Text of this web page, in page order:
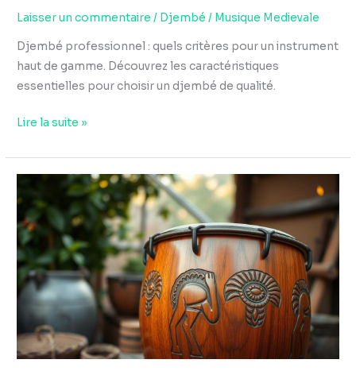
Laisser un commentaire / Djembé / Musique Medievale
Djembé professionnel : quels critères pour un instrument
haut de gamme. Découvrez les caractéristiques
essentielles pour choisir un djembé de qualité.
Lire la suite »
artisanal
:
reconnaître
un
bon
une
bonne